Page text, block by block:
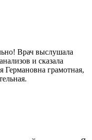
Врач выслушала
и сказала
Германовна грамотная,